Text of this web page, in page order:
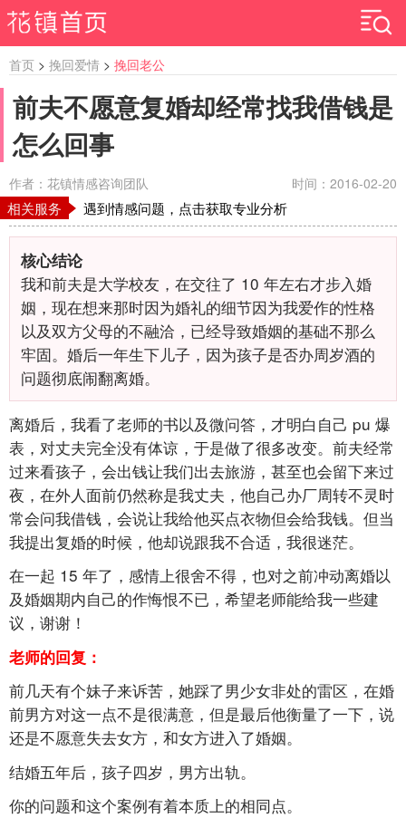
首页 > 挽回爱情 > 挽回老公
前夫不愿意复婚却经常找我借钱是
怎么回事
作者：花镇情感咨询团队 时间：2016-02-20
相关服务 遇到情感问题，点击获取专业分析
核心结论
我和前夫是大学校友，在交往了 10 年左右才步入婚
姻，现在想来那时因为婚礼的细节因为我爱作的性格
以及双方父母的不融洽，已经导致婚姻的基础不那么
牢固。婚后一年生下儿子，因为孩子是否办周岁酒的
问题彻底闹翻离婚。
离婚后，我看了老师的书以及微问答，才明白自己 pu 爆
表，对丈夫完全没有体谅，于是做了很多改变。前夫经常
过来看孩子，会出钱让我们出去旅游，甚至也会留下来过
夜，在外人面前仍然称是我丈夫，他自己办厂周转不灵时
常会问我借钱，会说让我给他买点衣物但会给我钱。但当
我提出复婚的时候，他却说跟我不合适，我很迷茫。
在一起 15 年了，感情上很舍不得，也对之前冲动离婚以
及婚姻期内自己的作悔恨不已，希望老师能给我一些建
议，谢谢！
老师的回复：
前几天有个妹子来诉苦，她踩了男少女非处的雷区，在婚
前男方对这一点不是很满意，但是最后他衡量了一下，说
还是不愿意失去女方，和女方进入了婚姻。
结婚五年后，孩子四岁，男方出轨。
你的问题和这个案例有着本质上的相同点。